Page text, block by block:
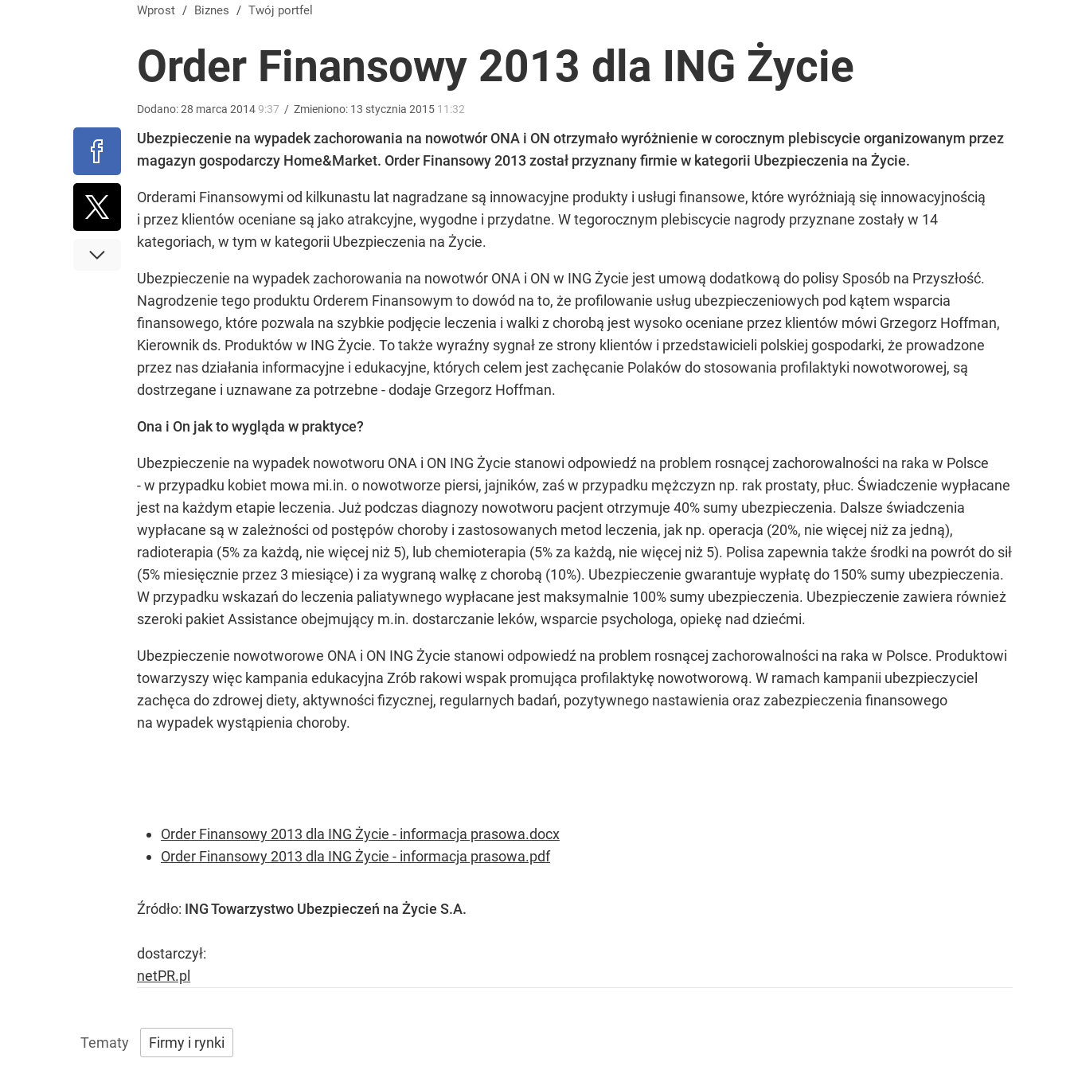
Blisko 200 tys. takich aktów w rok. Polacy masowo przekazują sobie nieruchomości
Wielkie pieniądze w Eurojackpot. Polak zgarnął ponad dwa miliony złotych
Tajemnica paragonów grozy. Tak restauratorzy manipulują cenami nad morzem
Wprost / Biznes / Twój portfel
Order Finansowy 2013 dla ING Życie
Dodano:28 marca 20149:37 / Zmieniono: 13 stycznia 2015 11:32
Ubezpieczenie na wypadek zachorowania na nowotwór ONA i ON otrzymało wyróżnienie w corocznym plebiscycie organizowanym przez
magazyn gospodarczy Home&Market. Order Finansowy 2013 został przyznany firmie w kategorii Ubezpieczenia na Życie.
Orderami Finansowymi od kilkunastu lat nagradzane są innowacyjne produkty i usługi finansowe, które wyróżniają się innowacyjnością
i przez klientów oceniane są jako atrakcyjne, wygodne i przydatne. W tegorocznym plebiscycie nagrody przyznane zostały w 14
kategoriach, w tym w kategorii Ubezpieczenia na Życie.
Ubezpieczenie na wypadek zachorowania na nowotwór ONA i ON w ING Życie jest umową dodatkową do polisy Sposób na Przyszłość.
Nagrodzenie tego produktu Orderem Finansowym to dowód na to, że profilowanie usług ubezpieczeniowych pod kątem wsparcia
finansowego, które pozwala na szybkie podjęcie leczenia i walki z chorobą jest wysoko oceniane przez klientów mówi Grzegorz Hoffman,
Kierownik ds. Produktów w ING Życie. To także wyraźny sygnał ze strony klientów i przedstawicieli polskiej gospodarki, że prowadzone
przez nas działania informacyjne i edukacyjne, których celem jest zachęcanie Polaków do stosowania profilaktyki nowotworowej, są
dostrzegane i uznawane za potrzebne - dodaje Grzegorz Hoffman.
Ona i On jak to wygląda w praktyce?
Ubezpieczenie na wypadek nowotworu ONA i ON ING Życie stanowi odpowiedź na problem rosnącej zachorowalności na raka w Polsce
- w przypadku kobiet mowa mi.in. o nowotworze piersi, jajników, zaś w przypadku mężczyzn np. rak prostaty, płuc. Świadczenie wypłacane
jest na każdym etapie leczenia. Już podczas diagnozy nowotworu pacjent otrzymuje 40% sumy ubezpieczenia. Dalsze świadczenia
wypłacane są w zależności od postępów choroby i zastosowanych metod leczenia, jak np. operacja (20%, nie więcej niż za jedną),
radioterapia (5% za każdą, nie więcej niż 5), lub chemioterapia (5% za każdą, nie więcej niż 5). Polisa zapewnia także środki na powrót do sił
(5% miesięcznie przez 3 miesiące) i za wygraną walkę z chorobą (10%). Ubezpieczenie gwarantuje wypłatę do 150% sumy ubezpieczenia.
W przypadku wskazań do leczenia paliatywnego wypłacane jest maksymalnie 100% sumy ubezpieczenia. Ubezpieczenie zawiera również
szeroki pakiet Assistance obejmujący m.in. dostarczanie leków, wsparcie psychologa, opiekę nad dziećmi.
Ubezpieczenie nowotworowe ONA i ON ING Życie stanowi odpowiedź na problem rosnącej zachorowalności na raka w Polsce. Produktowi
towarzyszy więc kampania edukacyjna Zrób rakowi wspak promująca profilaktykę nowotworową. W ramach kampanii ubezpieczyciel
zachęca do zdrowej diety, aktywności fizycznej, regularnych badań, pozytywnego nastawienia oraz zabezpieczenia finansowego
na wypadek wystąpienia choroby.
Order Finansowy 2013 dla ING Życie - informacja prasowa.docx
Order Finansowy 2013 dla ING Życie - informacja prasowa.pdf
Źródło: ING Towarzystwo Ubezpieczeń na Życie S.A.
dostarczył:
netPR.pl
Firmy i rynki